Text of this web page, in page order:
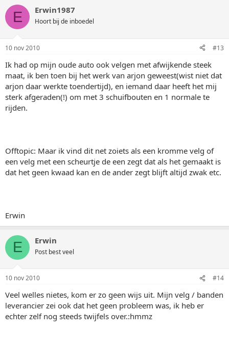
E Erwin1987
Hoort bij de inboedel
10 nov 2010 #13
Ik had op mijn oude auto ook velgen met afwijkende steek
maat, ik ben toen bij het werk van arjon geweest(wist niet dat
arjon daar werkte toendertijd), en iemand daar heeft het mij
sterk afgeraden(!) om met 3 schuifbouten en 1 normale te
rijden.
Offtopic: Maar ik vind dit net zoiets als een kromme velg of
een velg met een scheurtje de een zegt dat als het gemaakt is
dat het geen kwaad kan en de ander zegt blijft altijd zwak etc.
Erwin
E Erwin
Post best veel
10 nov 2010 #14
Veel welles nietes, kom er zo geen wijs uit. Mijn velg / banden
leverancier zei ook dat het geen probleem was, ik heb er
echter zelf nog steeds twijfels over.:hmmz